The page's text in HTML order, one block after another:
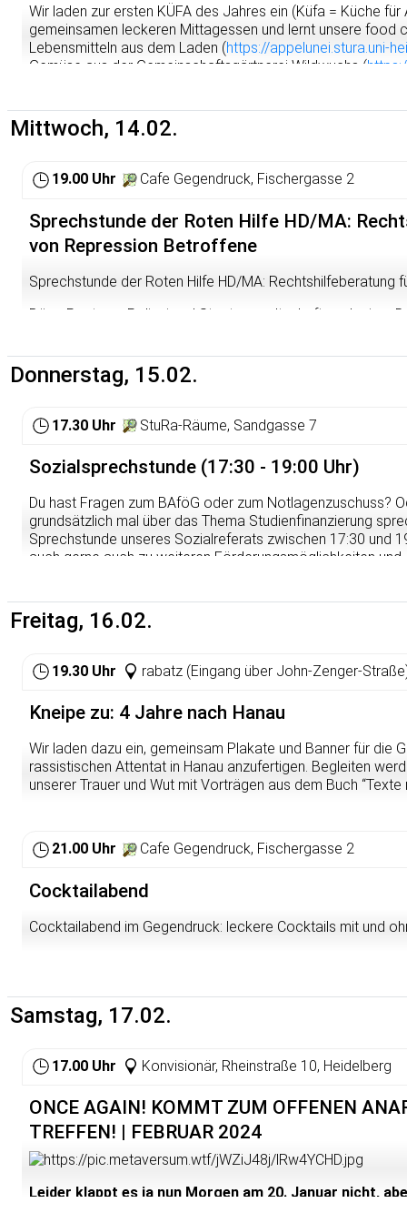
Subjektkonstruktionen von PalästinenserInnen in
transcript, 2020.
Moder
Prof. Dr. Ulrich Duchrow, Herausgeber mehrerer
talter: Gesprächskreis Frieden Heidelberg. Bergheimer
Wir laden zur ersten KÜFA des Jahres ein (Küfa = Küche
gemeinsamen leckeren Mittagessen und lernt unsere food
Lebensmitteln aus dem Laden (https://appelunei.stura.uni-
Gemüse aus der Gemeinschaftsgärtnerei Wildwuchs (
Mittwoch, 14.02.
19.00 Uhr Cafe Gegendruck, Fischergasse 2
Sprechstunde der Roten Hilfe HD/MA:
von Repression Betroffene
Sprechstunde der Roten Hilfe HD/MA: Rechtshilfeberatung
Böse Post von Polizei und Staatsanwaltschaft nach einer
bis 20 Uhr im Café Gegendruck Aktive der Roten Hilfe HD/
weitere Vorgehen besprechen.
Donnerstag, 15.02.
17.30 Uhr StuRa-Räume, Sandgasse 7
Sozialsprechstunde (17:30 - 19:00 Uhr)
Du hast Fragen zum BAföG oder zum Notlagenzuschuss?
grundsätzlich mal über das Thema Studienfinanzierung
Sprechstunde unseres Sozialreferats zwischen 17:30 und
auch gerne auch zu weiteren Förderungsmöglichkeiten und
Eine Anmeldung ist nicht zwingend erforderlich, kommt
Freitag, 16.02.
19.30 Uhr rabatz (Eingang über John-Zenger-
Kneipe zu: 4 Jahre nach Hanau
Wir laden dazu ein, gemeinsam Plakate und Banner für die
rassistischen Attentat in Hanau anzufertigen. Begleiten
unserer Trauer und Wut mit Vorträgen aus dem Buch “Texte
Der Veranstaltungsort ist barrierefrei erreichbar.
ein Kneipenabend von akut + c, organisiert in der
21.00 Uhr Cafe Gegendruck, Fischergasse 2
Cocktailabend
Cocktailabend im Gegendruck: leckere Cocktails mit und
Samstag, 17.02.
17.00 Uhr Konvisionär, Rheinstraße 10, Heidelberg
ONCE AGAIN! KOMMT ZUM OFFENEN
TREFFEN! | FEBRUAR 2024
Leider klappt es ja nun Morgen am 20. Januar nicht,